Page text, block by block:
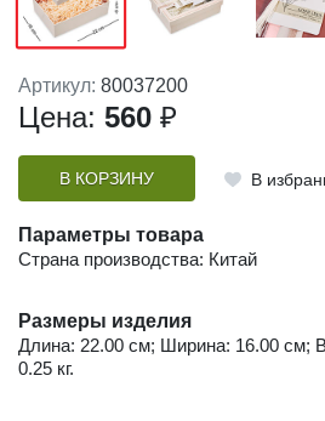
Артикул: 80037200
Цена: 560 ₽
В КОРЗИНУ В
Параметры товара
Страна производства: Китай
Размеры изделия
Длина: 22.00 см; Ширина: 16.00 см;
0.25 кг.